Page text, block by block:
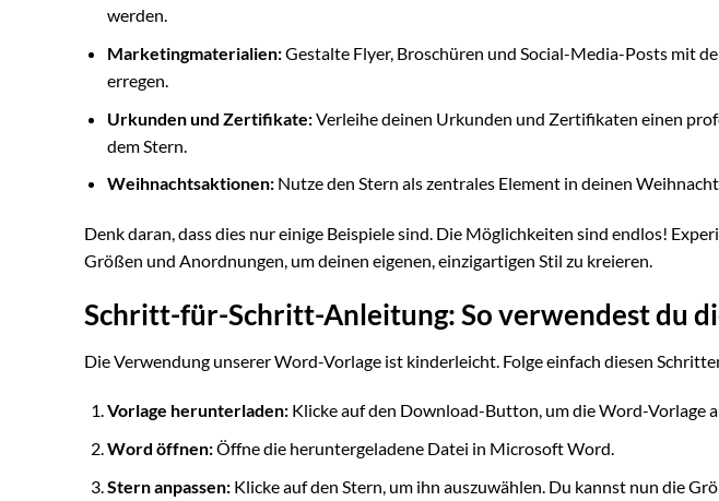
werden.
Marketingmaterialien:Gestalte Flyer, Broschüren und Social-Media-Posts mit
erregen.
Urkunden und Zertifikate:Verleihe deinen Urkunden und Zertifikaten einen
dem Stern.
Weihnachtsaktionen:Nutze den Stern als zentrales Element in deinen
Denk daran, dass dies nur einige Beispiele sind. Die Möglichkeiten sind endlos!
Größen und Anordnungen, um deinen eigenen, einzigartigen Stil zu kreieren.
Schritt-für-Schritt-Anleitung: So verwendest du
Die Verwendung unserer Word-Vorlage ist kinderleicht. Folge einfach diesen
Vorlage herunterladen:Klicke auf den Download-Button, um die Word-Vorlage
Word öffnen:Öffne die heruntergeladene Datei in Microsoft Word.
Stern anpassen:Klicke auf den Stern, um ihn auszuwählen. Du kannst nun die